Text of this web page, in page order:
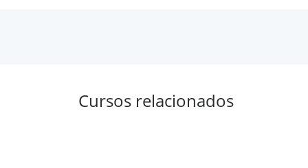
Cursos relacionados